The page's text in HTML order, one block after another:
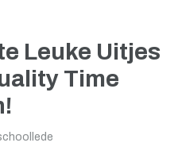
Leuke Uitjes
Time